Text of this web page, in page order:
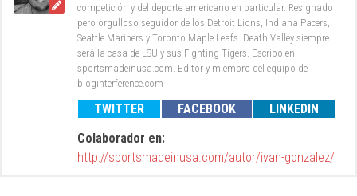
competición y del deporte americano en particular. Resignado
pero orgulloso seguidor de los Detroit Lions, Indiana Pacers,
Seattle Mariners y Toronto Maple Leafs. Death Valley siempre
será la casa de LSU y sus Fighting Tigers. Escribo en
sportsmadeinusa.com. Editor y miembro del equipo de
bloginterference.com
TWITTER FACEBOOK
LINKEDIN
Colaborador en:
http://sportsmadeinusa.com/autor/ivan-gonzalez/